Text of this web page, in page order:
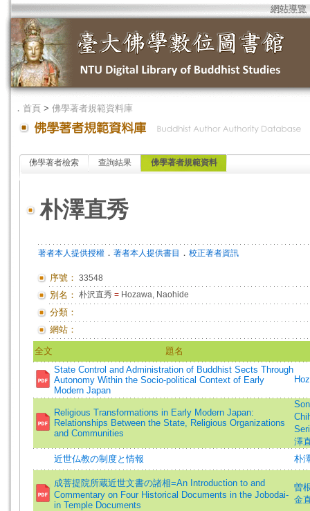
網站導覽
． 首頁 > 佛學著者規範資料庫
佛學著者檢索 查詢結果 佛學著者規範資料
朴澤直秀
著者本人提供授權 ． 著者本人提供書目 ． 校正著者資訊
序號： 33548
別名： 朴沢直秀 = Hozawa, Naohide
分類：
網站：
全文
題名
State Control and Administration of Buddhist Sects Through
Autonomy Within the Socio-political Context of Early
Modern Japan
Religious Transformations in Early Modern Japan:
Relationships Between the State, Religious Organizations
and Communities
澤
近世仏教の制度と情報
朴
成菩提院所蔵近世文書の諸相=An Introduction to and
Commentary on Four Historical Documents in the Jobodai-
in Temple Documents
曽
金